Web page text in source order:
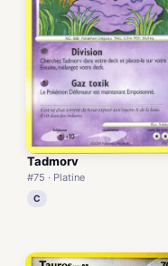
Tadmorv
#75 · Platine
C